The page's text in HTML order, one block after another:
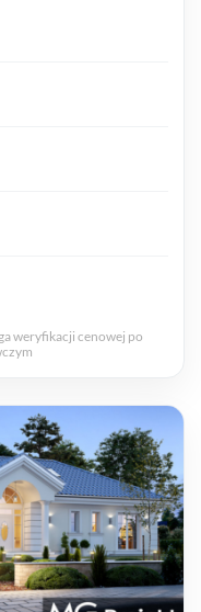
weryfikacji cenowej po